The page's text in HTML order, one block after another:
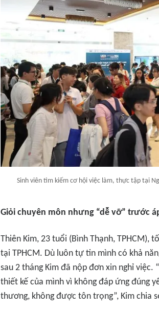
Sinh viên tìm kiếm cơ hội việc làm, thực tập tại
Giỏi chuyên môn nhưng “dễ vỡ” trước
Thiên Kim, 23 tuổi (Bình Thạnh,
tại TPHCM. Dù luôn tự tin mình có khả
sau 2 tháng Kim đã nộp đơn xin nghỉ việc.
thiết kế của mình vì không đáp ứng đúng
thương, không được tôn trọng”, Kim chia